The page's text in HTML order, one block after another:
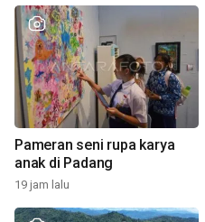
Pameran seni rupa karya
anak di Padang
19 jam lalu